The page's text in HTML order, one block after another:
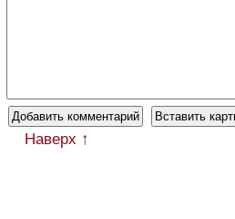
Наверх ↑